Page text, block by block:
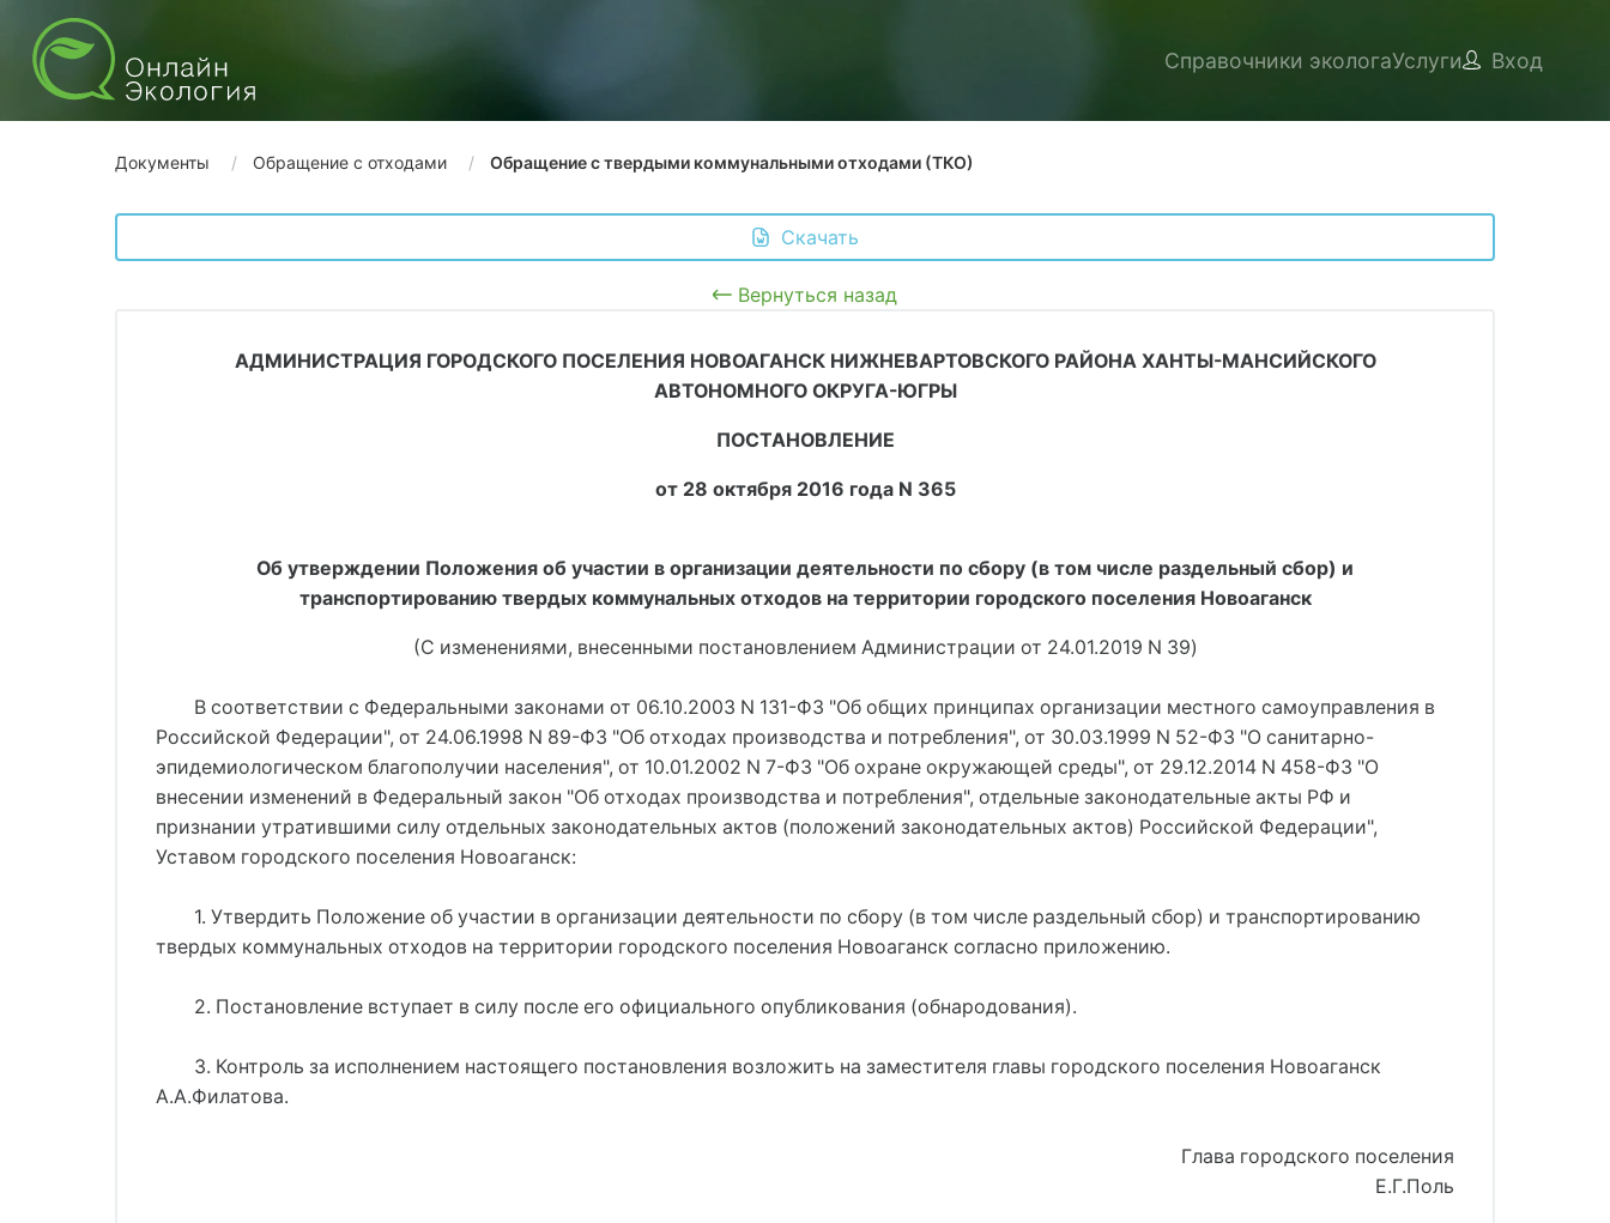
Справочники экологаУслуги Вход
Документы Обращение с отходами Обращение с твердыми коммунальными отходами (ТКО)
Скачать
Вернуться назад
АДМИНИСТРАЦИЯ ГОРОДСКОГО ПОСЕЛЕНИЯ НОВОАГАНСК НИЖНЕВАРТОВСКОГО РАЙОНА ХАНТЫ-МАНСИЙСКОГО
АВТОНОМНОГО ОКРУГА-ЮГРЫ
ПОСТАНОВЛЕНИЕ
от 28 октября 2016 года N 365
Об утверждении Положения об участии в организации деятельности по сбору (в том числе раздельный сбор) и
транспортированию твердых коммунальных отходов на территории городского поселения Новоаганск
(С изменениями, внесенными постановлением Администрации от 24.01.2019 N 39)
В соответствии с Федеральными законами от 06.10.2003 N 131-ФЗ "Об общих принципах организации местного самоуправления в
Российской Федерации", от 24.06.1998 N 89-ФЗ "Об отходах производства и потребления", от 30.03.1999 N 52-ФЗ "О санитарно-
эпидемиологическом благополучии населения", от 10.01.2002 N 7-ФЗ "Об охране окружающей среды", от 29.12.2014 N 458-ФЗ "О
внесении изменений в Федеральный закон "Об отходах производства и потребления", отдельные законодательные акты РФ и
признании утратившими силу отдельных законодательных актов (положений законодательных актов) Российской Федерации",
Уставом городского поселения Новоаганск:
1. Утвердить Положение об участии в организации деятельности по сбору (в том числе раздельный сбор) и транспортированию
твердых коммунальных отходов на территории городского поселения Новоаганск согласно приложению.
2. Постановление вступает в силу после его официального опубликования (обнародования).
3. Контроль за исполнением настоящего постановления возложить на заместителя главы городского поселения Новоаганск
А.А.Филатова.
Глава городского поселения
Е.Г.Поль